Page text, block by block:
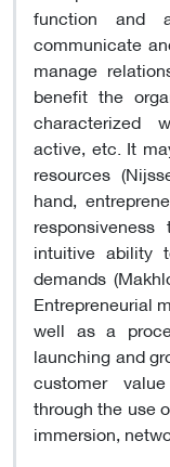
function and
communicate
manage
benefit the
characterized
active, etc. It
resources
hand,
intuitive ability
demands
Entrepreneurial
well as a
launching and
customer
through the use
immersion,